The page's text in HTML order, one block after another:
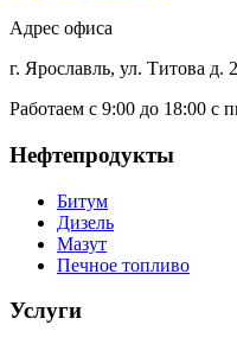
Адрес офиса
г. Ярославль, ул. Титова д.
Работаем с 9:00 до 18:00 с
Нефтепродукты
Битум
Дизель
Мазут
Печное топливо
Услуги